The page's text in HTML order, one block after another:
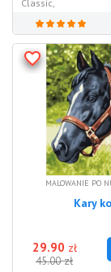
Classic,
MALOWANIE PO
Kary
29.90 zł
45.00zł